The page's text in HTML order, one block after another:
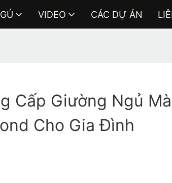
VIDEO CÁC DỰ ÁN
Cấp Giường Ngủ
Cho Gia Đình